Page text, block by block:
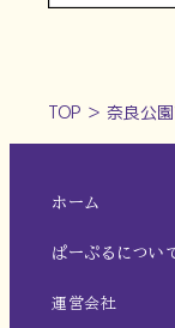
TOP ＞ 奈良公園で奈良の
ホーム
ぱーぷるについ
運営会社